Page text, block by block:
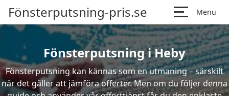
Fönsterputsning-pris.se Menu
Fönsterputsning i Heby
Fönsterputsning kan kännas som en utmaning – särskilt
när det gäller att jämföra offerter. Men om du följer denna